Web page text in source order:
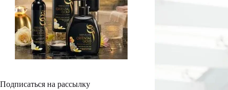
Подписаться на рассылку